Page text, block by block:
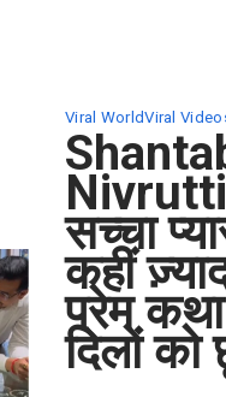
Viral WorldViral
सच्चा
कहीं
प्रेम
दिलों को